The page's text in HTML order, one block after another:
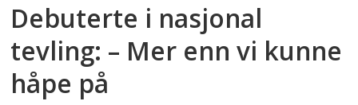
Debuterte i nasjonal
tevling: – Mer enn vi kunne
håpe på